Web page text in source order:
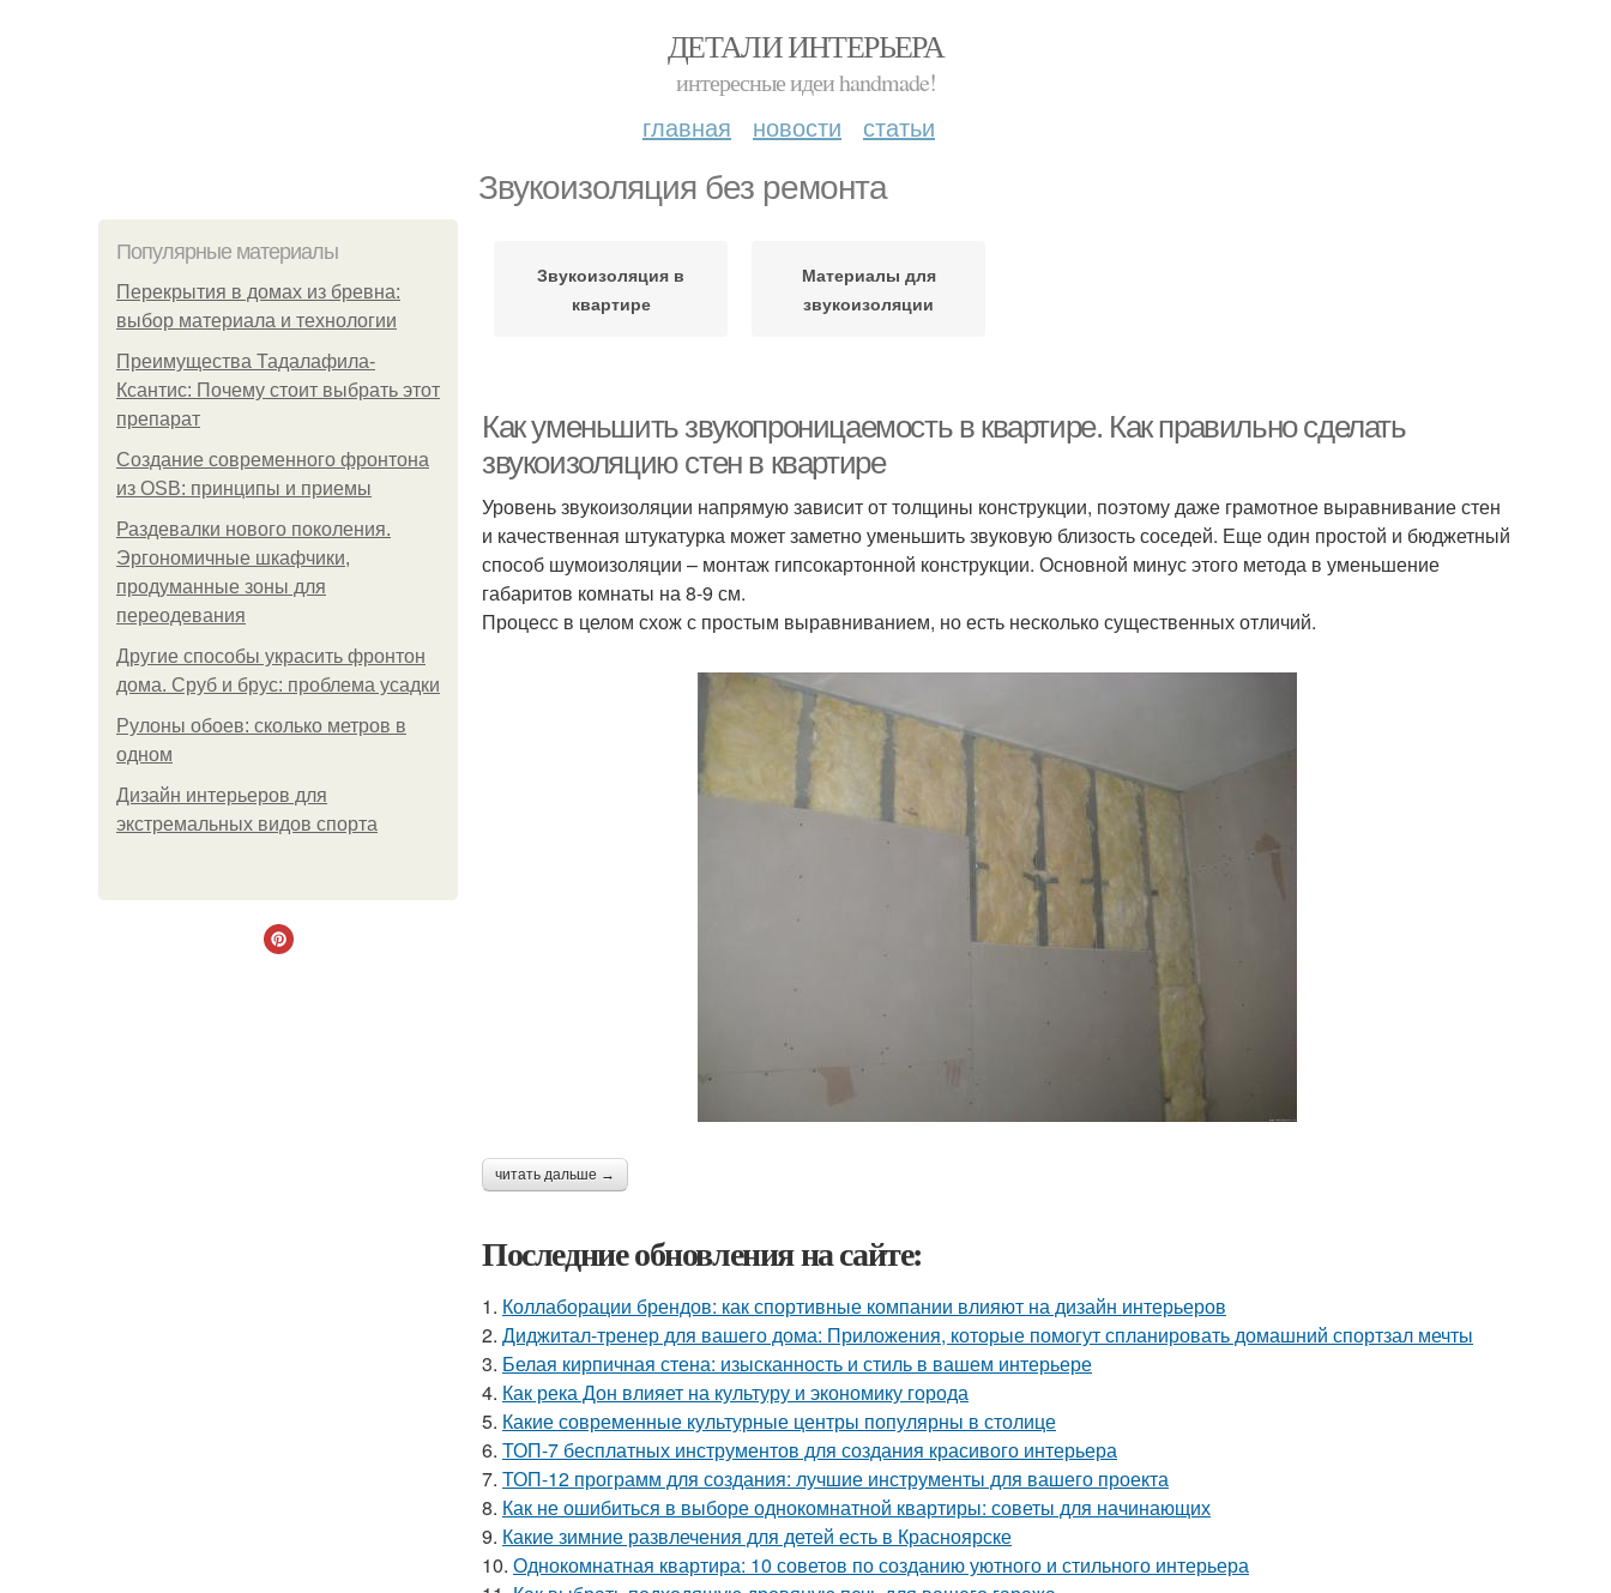
ДЕТАЛИ ИНТЕРЬЕРА
интересные идеи handmade!
главная новости статьи
Звукоизоляция без ремонта
Популярные материалы
Перекрытия в домах из бревна:
выбор материала и технологии
Преимущества Тадалафила-
Ксантис: Почему стоит выбрать этот
препарат
Создание современного фронтона
из OSB: принципы и приемы
Раздевалки нового поколения.
Эргономичные шкафчики,
продуманные зоны для
переодевания
Другие способы украсить фронтон
дома. Сруб и брус: проблема усадки
Рулоны обоев: сколько метров в
одном
Дизайн интерьеров для
экстремальных видов спорта
Звукоизоляция в
квартире
Материалы для
звукоизоляции
Как уменьшить звукопроницаемость в квартире. Как правильно сделать
звукоизоляцию стен в квартире
Уровень звукоизоляции напрямую зависит от толщины конструкции, поэтому даже грамотное выравнивание стен
и качественная штукатурка может заметно уменьшить звуковую близость соседей. Еще один простой и бюджетный
способ шумоизоляции – монтаж гипсокартонной конструкции. Основной минус этого метода в уменьшение
габаритов комнаты на 8-9 см.
Процесс в целом схож с простым выравниванием, но есть несколько существенных отличий.
читать дальше →
Последние обновления на сайте:
1. Коллаборации брендов: как спортивные компании влияют на дизайн интерьеров
2. Диджитал-тренер для вашего дома: Приложения, которые помогут спланировать домашний спортзал мечты
3. Белая кирпичная стена: изысканность и стиль в вашем интерьере
4. Как река Дон влияет на культуру и экономику города
5. Какие современные культурные центры популярны в столице
6. ТОП-7 бесплатных инструментов для создания красивого интерьера
7. ТОП-12 программ для создания: лучшие инструменты для вашего проекта
8. Как не ошибиться в выборе однокомнатной квартиры: советы для начинающих
9. Какие зимние развлечения для детей есть в Красноярске
10. Однокомнатная квартира: 10 советов по созданию уютного и стильного интерьера